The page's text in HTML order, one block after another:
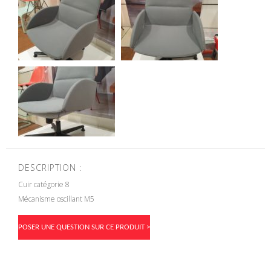
DESCRIPTION :
Cuir catégorie 8
Mécanisme oscillant M5
POSER UNE QUESTION SUR CE PRODUIT >